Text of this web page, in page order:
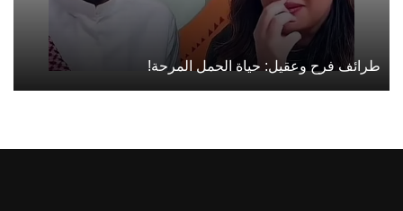
طرائف فرح وعقيل: حياة الحمل المرحة!